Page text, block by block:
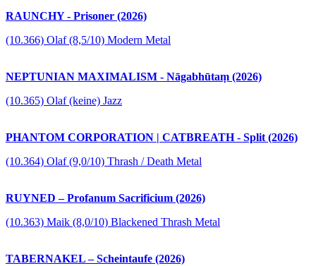
RAUNCHY - Prisoner (2026)
(10.366) Olaf (8,5/10) Modern Metal
NEPTUNIAN MAXIMALISM - Nāgabhūtaṃ (2026)
(10.365) Olaf (keine) Jazz
PHANTOM CORPORATION | CATBREATH - Split (2026)
(10.364) Olaf (9,0/10) Thrash / Death Metal
RUYNED – Profanum Sacrificium (2026)
(10.363) Maik (8,0/10) Blackened Thrash Metal
TABERNAKEL – Scheintaufe (2026)